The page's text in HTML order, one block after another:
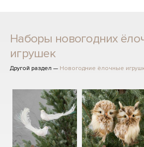
Наборы новогодних
игрушек
Другой раздел — Новогодние ёлочные